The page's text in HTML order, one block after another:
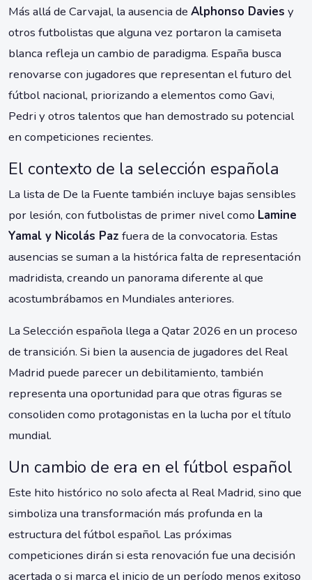
Más allá de Carvajal, la ausencia de Alphonso Davies y
otros futbolistas que alguna vez portaron la camiseta
blanca refleja un cambio de paradigma. España busca
renovarse con jugadores que representan el futuro del
fútbol nacional, priorizando a elementos como Gavi,
Pedri y otros talentos que han demostrado su potencial
en competiciones recientes.
El contexto de la selección española
La lista de De la Fuente también incluye bajas sensibles
por lesión, con futbolistas de primer nivel como Lamine
Yamal y Nicolás Paz fuera de la convocatoria. Estas
ausencias se suman a la histórica falta de representación
madridista, creando un panorama diferente al que
acostumbrábamos en Mundiales anteriores.
La Selección española llega a Qatar 2026 en un proceso
de transición. Si bien la ausencia de jugadores del Real
Madrid puede parecer un debilitamiento, también
representa una oportunidad para que otras figuras se
consoliden como protagonistas en la lucha por el título
mundial.
Un cambio de era en el fútbol español
Este hito histórico no solo afecta al Real Madrid, sino que
simboliza una transformación más profunda en la
estructura del fútbol español. Las próximas
competiciones dirán si esta renovación fue una decisión
acertada o si marca el inicio de un período menos exitoso